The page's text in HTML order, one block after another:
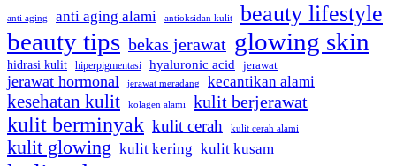
anti aging anti aging alami antioksidan kulit beauty lifestyle
beauty tips bekas jerawat glowing skin
hidrasi kulit hiperpigmentasi hyaluronic acid jerawat
jerawat hormonal jerawat meradang kecantikan alami
kesehatan kulit kolagen alami kulit berjerawat
kulit berminyak kulit cerah kulit cerah alami
kulit glowing kulit kering kulit kusam